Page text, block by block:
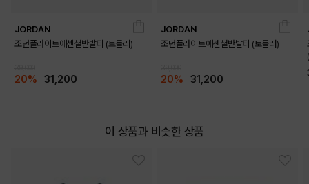
JORDAN
조던플라이트에센셜반발티 (토들러)
20% 31,200
JORDAN
조던플라이트에센셜반발티 (토들러)
20% 31,200
이 상품과 비슷한 상품